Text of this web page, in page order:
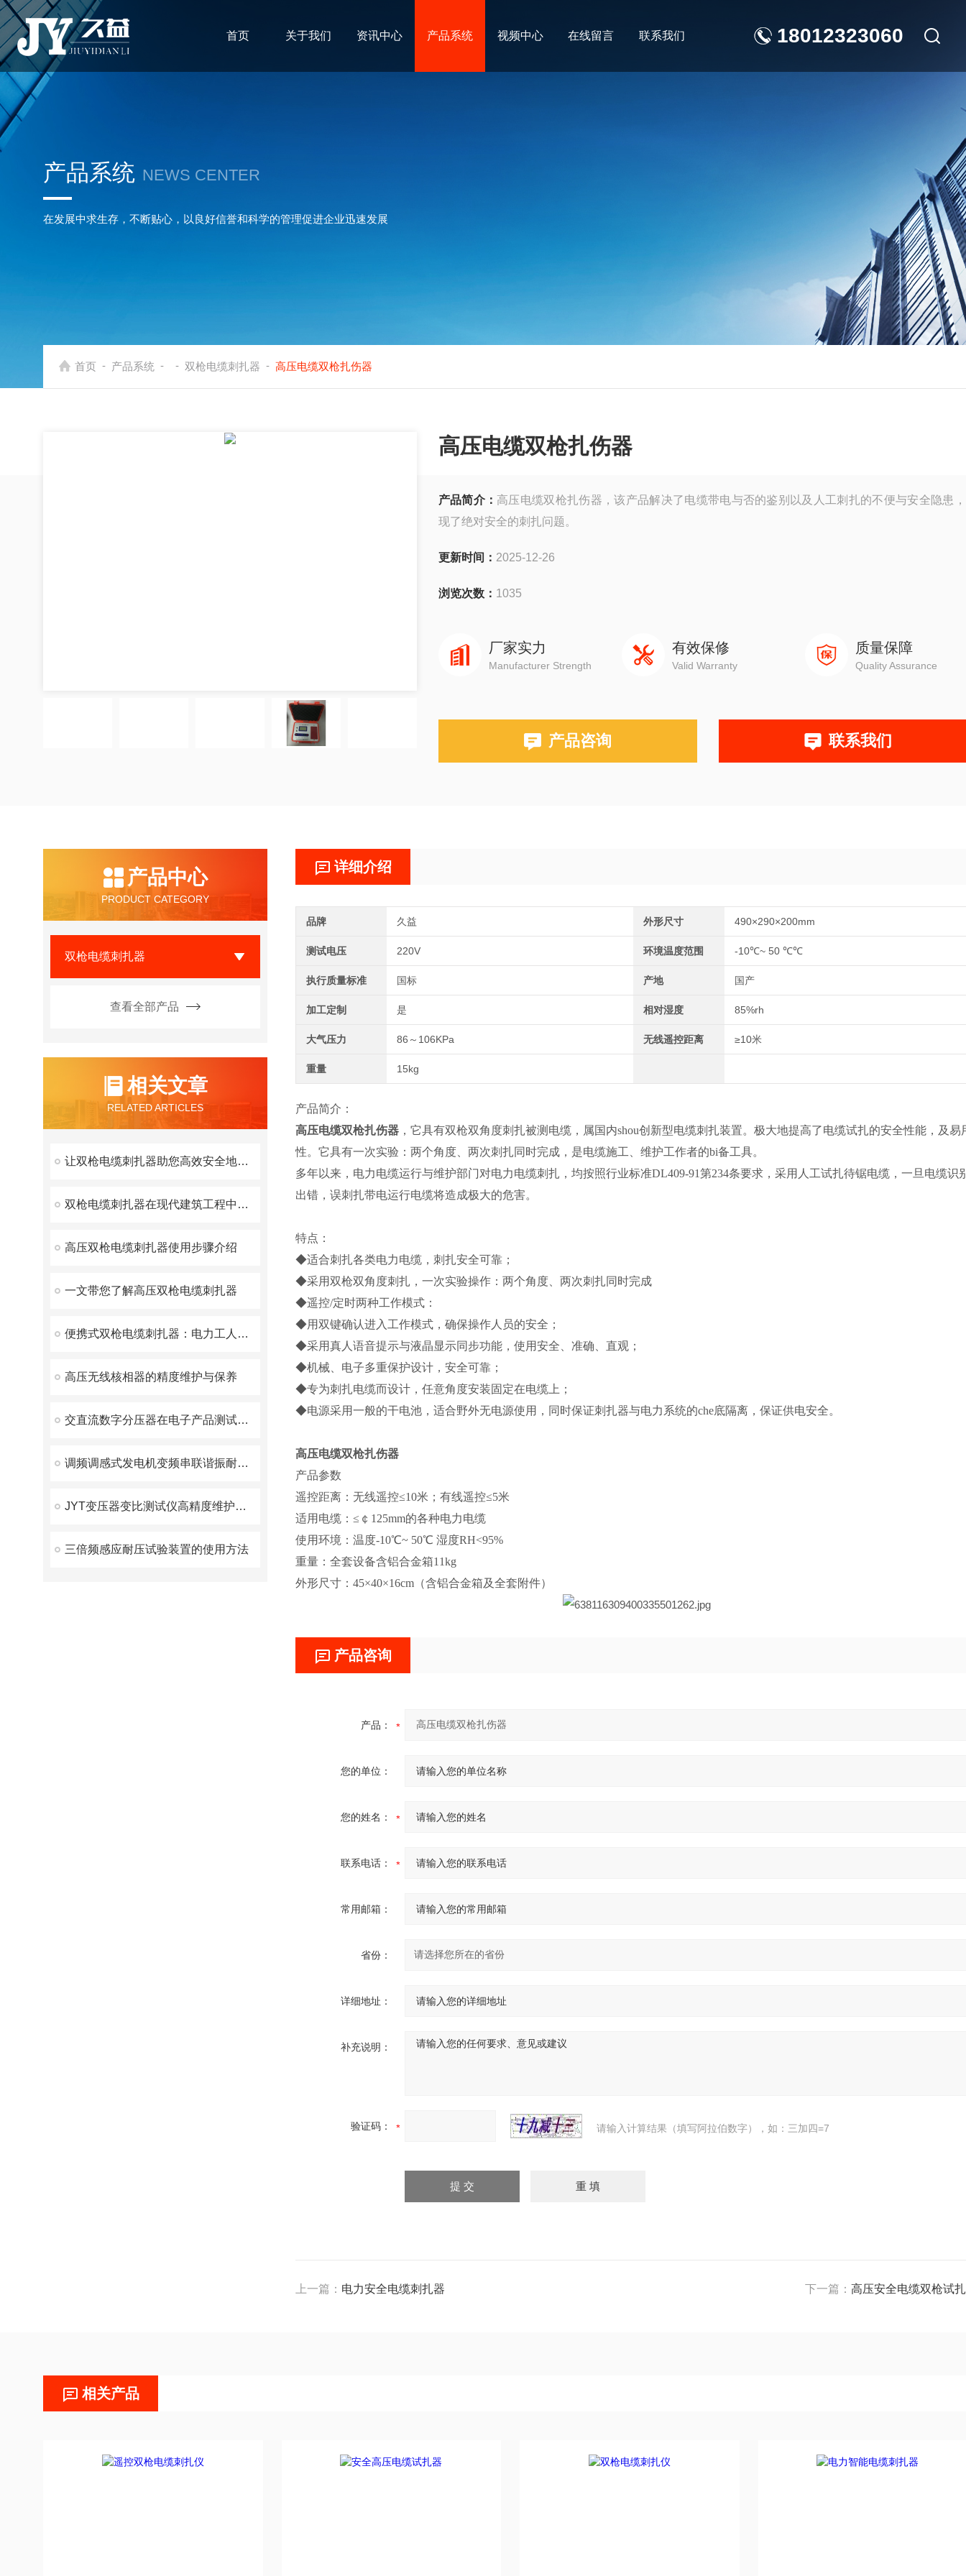
18012323060
首页 关于我们 资讯中心 产品系统 视频中心 在线留言 联系我们
产品系统 NEWS CENTER
在发展中求生存，不断贴心，以良好信誉和科学的管理促进企业迅速发展
首页 - 产品系统 - - 双枪电缆刺扎器 - 高压电缆双枪扎伤器
高压电缆双枪扎伤器
产品简介： 高压电缆双枪扎伤器，该产品解决了电缆带电与否的鉴别以及人工刺扎的不便与安全隐患
现了绝对安全的刺扎问题。
更新时间： 2025-12-26
浏览次数： 1035
厂家实力
Manufacturer Strength
有效保修
Valid Warranty
质量保障
Quality Assurance
产品咨询 联系我们
产品中心
PRODUCT CATEGORY
双枪电缆刺扎器
查看全部产品
相关文章
RELATED ARTICLES
让双枪电缆刺扎器助您高效安全地施工
双枪电缆刺扎器在现代建筑工程中的应用
高压双枪电缆刺扎器使用步骤介绍
一文带您了解高压双枪电缆刺扎器
便携式双枪电缆刺扎器：电力工人不可少的工具
高压无线核相器的精度维护与保养
交直流数字分压器在电子产品测试领域的广泛应用与技术创新
调频调感式发电机变频串联谐振耐压装置：创新技术解决发电机交流耐压试验难题
JYT变压器变比测试仪高精度维护方案
三倍频感应耐压试验装置的使用方法
详细介绍
品牌 久益 外形尺寸 490×290×200mm
测试电压 220V 环境温度范围 -10℃~ 50 ℃℃
执行质量标准 国标 产地 国产
加工定制 是 相对湿度 85%rh
大气压力 86～106KPa 无线遥控距离 ≥10米
重量 15kg
产品简介：
高压电缆双枪扎伤器 ，它具有双枪双角度刺扎被测电缆，属国内shou创新型电缆刺扎装置。极大地提高了电缆试扎的安全性能，及易
性。它具有一次实验：两个角度、两次刺扎同时完成，是电缆施工、维护工作者的bi备工具。
多年以来，电力电缆运行与维护部门对电力电缆刺扎，均按照行业标准DL409-91第234条要求，采用人工试扎待锯电缆，一旦电缆识
出错，误刺扎带电运行电缆将造成极大的危害。
特点：
◆适合刺扎各类电力电缆，刺扎安全可靠；
◆采用双枪双角度刺扎，一次实验操作：两个角度、两次刺扎同时完成
◆遥控/定时两种工作模式：
◆用双键确认进入工作模式，确保操作人员的安全；
◆采用真人语音提示与液晶显示同步功能，使用安全、准确、直观；
◆机械、电子多重保护设计，安全可靠；
◆专为刺扎电缆而设计，任意角度安装固定在电缆上；
◆电源采用一般的干电池，适合野外无电源使用，同时保证刺扎器与电力系统的che底隔离，保证供电安全。
高压电缆双枪扎伤器
产品参数
遥控距离：无线遥控≤10米；有线遥控≤5米
适用电缆：≤￠125mm的各种电力电缆
使用环境：温度-10℃~ 50℃ 湿度RH<95%
重量：全套设备含铝合金箱11kg
外形尺寸：45×40×16cm（含铝合金箱及全套附件）
产品咨询
产品：
您的单位：
您的姓名：
联系电话：
常用邮箱：
省份：
详细地址：
补充说明：
验证码： 请输入计算结果（填写阿拉伯数字），如：三加四=7
上一篇： 电力安全电缆刺扎器 下一篇： 高压安全电缆双枪试
相关产品